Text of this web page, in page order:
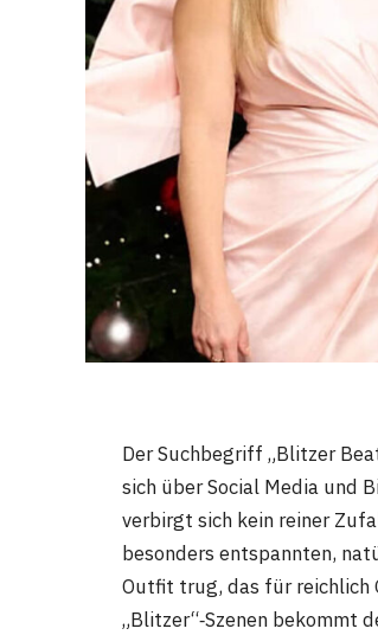
Der Suchbegriff „Blitzer
sich über Social Media und
verbirgt sich kein reiner
besonders entspannten,
Outfit trug, das für reichlich
„Blitzer“‑Szenen bekommt